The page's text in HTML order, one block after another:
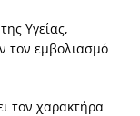
Υγείας,
τον εμβολιασμό
τον χαρακτήρα